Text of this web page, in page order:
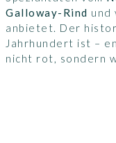
Galloway-Rind und
anbietet. Der
Jahrhundert ist –
nicht rot, sondern